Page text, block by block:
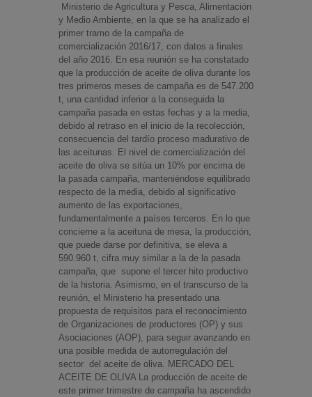
Ministerio de Agricultura y Pesca, Alimentación
y Medio Ambiente, en la que se ha analizado el
primer tramo de la campaña de
comercialización 2016/17, con datos a finales
del año 2016. En esa reunión se ha constatado
que la producción de aceite de oliva durante los
tres primeros meses de campaña es de 547.200
t, una cantidad inferior a la conseguida la
campaña pasada en estas fechas y a la media,
debido al retraso en el inicio de la recolección,
consecuencia del tardío proceso madurativo de
las aceitunas. El nivel de comercialización del
aceite de oliva se sitúa un 10% por encima de
la pasada campaña, manteniéndose equilibrado
respecto de la media, debido al significativo
aumento de las exportaciones,
fundamentalmente a países terceros. En lo que
concierne a la aceituna de mesa, la producción,
que puede darse por definitiva, se eleva a
590.960 t, cifra muy similar a la de la pasada
campaña, que supone el tercer hito productivo
de la historia. Asimismo, en el transcurso de la
reunión, el Ministerio ha presentado una
propuesta de requisitos para el reconocimiento
de Organizaciones de productores (OP) y sus
Asociaciones (AOP), para seguir avanzando en
una posible medida de autorregulación del
sector del aceite de oliva. MERCADO DEL
ACEITE DE OLIVA La producción de aceite de
este primer trimestre de campaña ha ascendido